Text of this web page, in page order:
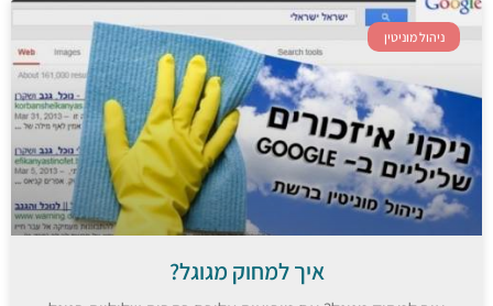
ניהול מוניטין
איך למחוק מגוגל?